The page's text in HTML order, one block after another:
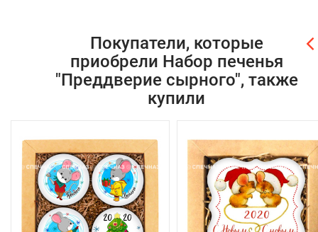
Покупатели, которые
приобрели Набор печенья
"Преддверие сырного", также
купили